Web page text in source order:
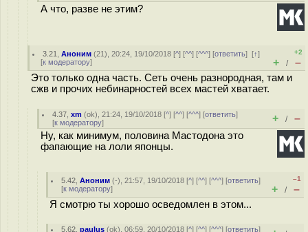
А что, разве не этим?
3.21 ,Аноним (21), 20:24, 19/10/2018 [^] [^^] [^^^] [ответить][↑]
[к модератору]
+2
+ / –
Это только одна часть. Сеть очень разнородная, там и
сжв и прочих небинарностей всех мастей хватает.
4.37 ,xm (ok), 21:24, 19/10/2018 [^] [^^] [^^^] [ответить]
[к модератору] + / –
Ну, как минимум, половина Мастодона это
фапающие на лоли японцы.
5.42 ,Аноним (-), 21:57, 19/10/2018 [^] [^^] [^^^] [ответить]
[к модератору]
–1
+ / –
Я смотрю ты хорошо осведомлен в этом...
5.62 ,paulus (ok), 06:59, 20/10/2018 [^] [^^] [^^^] [ответить]